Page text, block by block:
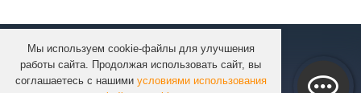
Мы используем cookie-файлы для улучшения
работы сайта. Продолжая использовать сайт, вы
соглашаетесь с нашими условиями использования
КОМПАНИЯ
КАТАЛОГ
УСЛУГИ